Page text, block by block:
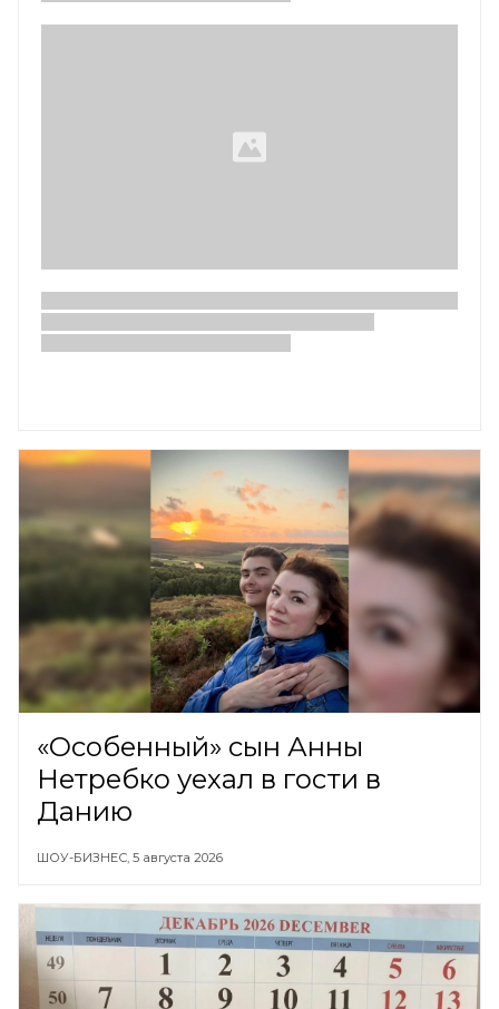
«Особенный» сын Анны
Нетребко уехал в гости в
Данию
ШОУ-БИЗНЕС, 5 августа 2026